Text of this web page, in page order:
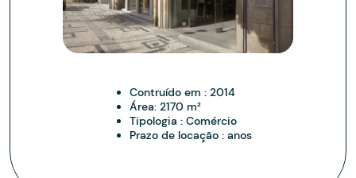
Contruído em : 2014
Área: 2170 m²
Tipologia : Comércio
Prazo de locação : anos